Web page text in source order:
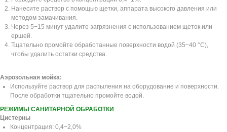
Нанесите раствор с помощью щетки, аппарата высокого давления или
методом замачивания.
Через 5−15 минут удалите загрязнения с использованием щеток или
ершей.
Тщательно промойте обработанные поверхности водой (35−40 °C),
чтобы удалить остатки средства.
Аэрозольная мойка:
Используйте раствор для распыления на оборудование и поверхности.
После обработки тщательно промойте водой.
РЕЖИМЫ САНИТАРНОЙ ОБРАБОТКИ
Цистерны
Концентрация: 0,4−2,0%